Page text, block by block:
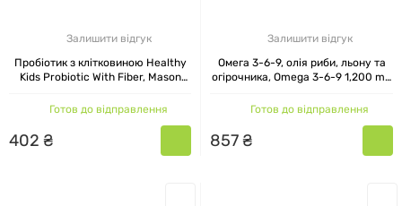
Залишити відгук
Пробіотик з клітковиною Healthy
Kids Probiotic With Fiber, Mason
Готов до відправлення
402 ₴
Залишити відгук
Омега 3-6-9, олія риби, льону та
огірочника, Omega 3-6-9 1,200 mg
Natural, 60 капсул
Готов до відправлення
857₴